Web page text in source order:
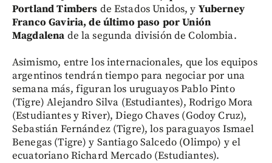
Portland Timbers de Estados Unidos, y Yuberney
Franco Gaviria, de último paso por Unión
Magdalena de la segunda división de Colombia.
Asimismo, entre los internacionales, que los equipos
argentinos tendrán tiempo para negociar por una
semana más, figuran los uruguayos Pablo Pinto
(Tigre) Alejandro Silva (Estudiantes), Rodrigo Mora
(Estudiantes y River), Diego Chaves (Godoy Cruz),
Sebastián Fernández (Tigre), los paraguayos Ismael
Benegas (Tigre) y Santiago Salcedo (Olimpo) y el
ecuatoriano Richard Mercado (Estudiantes).